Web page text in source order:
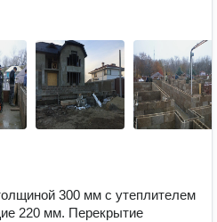
300 мм с утеплителем
220 мм. Перекрытие